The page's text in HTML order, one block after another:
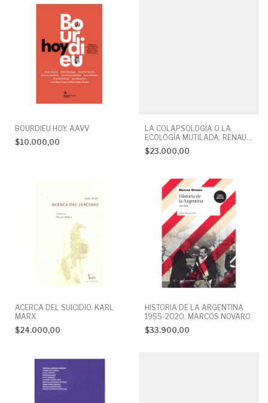
BOURDIEU HOY. AAVV
$10.000,00
LA COLAPSOLOGÍA O LA
ECOLOGÍA MUTILADA. RENAUD
GARCIA
$23.000,00
ACERCA DEL SUICIDIO. KARL
MARX
$24.000,00
HISTORIA DE LA ARGENTINA
1955-2020. MARCOS NOVARO
$33.900,00